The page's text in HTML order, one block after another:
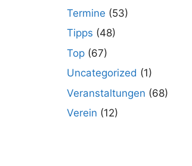
Termine (53)
Tipps (48)
Top (67)
Uncategorized (1)
Veranstaltungen (68)
Verein (12)